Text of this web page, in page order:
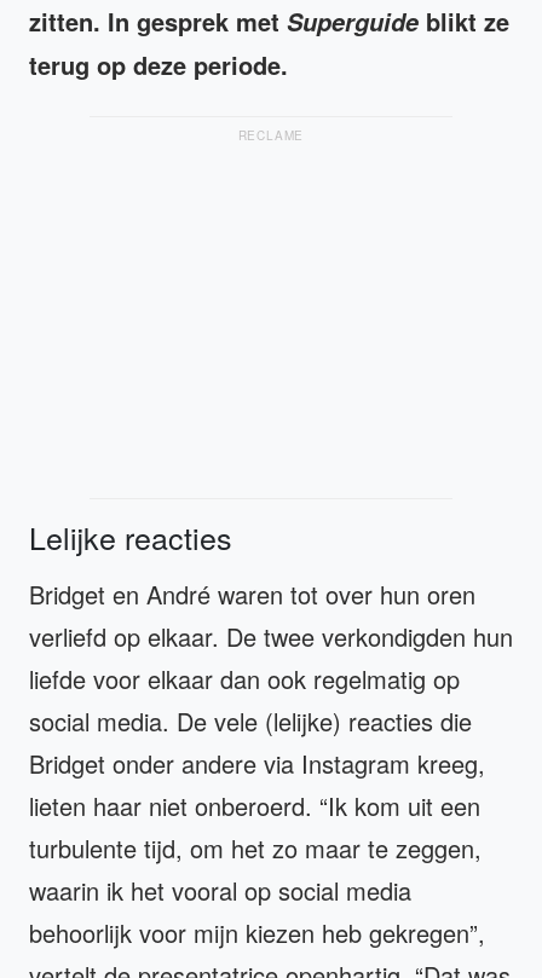
zitten. In gesprek met Superguide blikt ze
terug op deze periode.
RECLAME
Lelijke reacties
Bridget en André waren tot over hun oren
verliefd op elkaar. De twee verkondigden hun
liefde voor elkaar dan ook regelmatig op
social media. De vele (lelijke) reacties die
Bridget onder andere via Instagram kreeg,
lieten haar niet onberoerd. “Ik kom uit een
turbulente tijd, om het zo maar te zeggen,
waarin ik het vooral op social media
behoorlijk voor mijn kiezen heb gekregen”,